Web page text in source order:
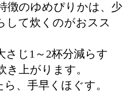
徴のゆめぴりかは、少
して炊くのがおスス
さじ1～2杯分減らす
き上がります。
、手早くほぐす。